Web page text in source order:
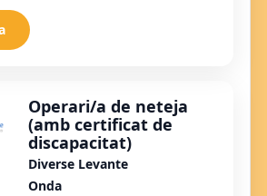
Operari/a de neteja
(amb certificat de
discapacitat)
Diverse Levante
Onda